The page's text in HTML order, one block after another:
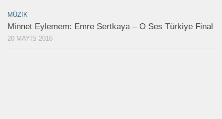
MÜZIK
Minnet Eylemem: Emre Sertkaya – O Ses Türkiye Final
20 MAYIS 2016